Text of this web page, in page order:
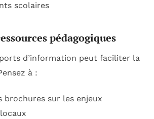
scolaires
pédagogiques
d’information peut faciliter la
à :
brochures sur les enjeux